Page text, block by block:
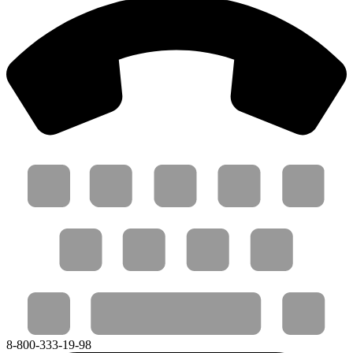
8-800-333-19-98